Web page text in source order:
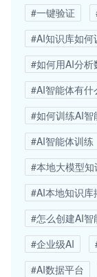
#一键验证
#AI知识库如何
#如何用AI分析
#AI智能体有什
#如何训练AI智
#AI智能体训练
#本地大模型知
#AI本地知识库
#怎么创建AI智
#企业级AI
#AI数据平台